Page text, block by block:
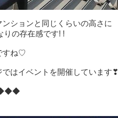
ションと同じくらいの高さに
りの存在感です! !
すね♡
はイベントを開催しています❣